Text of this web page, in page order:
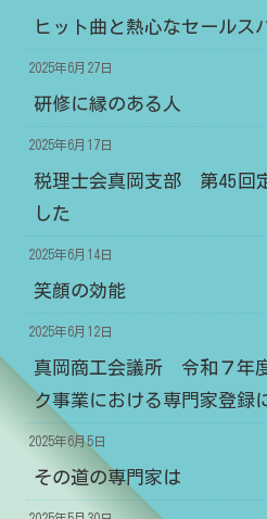
ヒット曲と熱心なセールス
2025年6月27日
研修に縁のある人
2025年6月17日
税理士会真岡支部 第45回
した
2025年6月14日
笑顔の効能
2025年6月12日
真岡商工会議所 令和７年
ク事業における専門家登録
2025年6月5日
その道の専門家は